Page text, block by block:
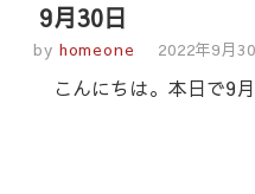
9月30日
by homeone 2022年9月30
こんにちは。本日で9